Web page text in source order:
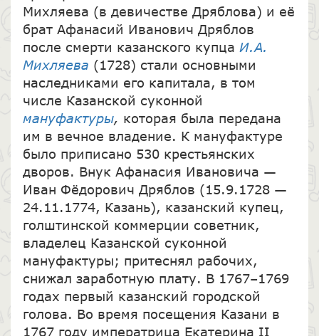
Михляева (в девичестве Дряблова) и её
брат Афанасий Иванович Дряблов
после смерти казанского купца И.А.
Михляева (1728) стали основными
наследниками его капитала, в том
числе Казанской суконной
мануфактуры, которая была передана
им в вечное владение. К мануфактуре
было приписано 530 крестьянских
дворов. Внук Афанасия Ивановича —
Иван Фёдорович Дряблов (15.9.1728 —
24.11.1774, Казань), казанский купец,
голштинской коммерции советник,
владелец Казанской суконной
мануфактуры; притеснял рабочих,
снижал заработную плату. В 1767–1769
годах первый казанский городской
голова. Во время посещения Казани в
1767 году императрица Екатерина II